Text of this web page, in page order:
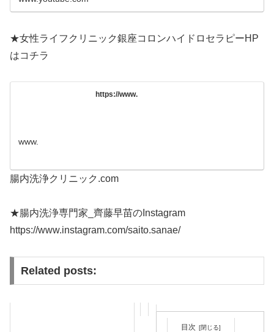
★女性ライフクリニック銀座コロンハイドロセラピーHP
はコチラ
https://www.
www.
腸内洗浄クリニック.com
★腸内洗浄専門家_齊藤早苗のInstagram
https://www.instagram.com/saito.sanae/
Related posts:
目次